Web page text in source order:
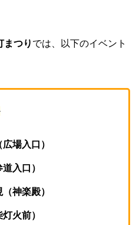
まつり では、以下のイベント
場入口）
入口）
神楽殿）
火前）